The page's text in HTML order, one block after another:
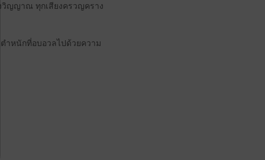
วิญญาณ ทุกเสียงครวญคราง
ำหนักที่อบอวลไปด้วยความ